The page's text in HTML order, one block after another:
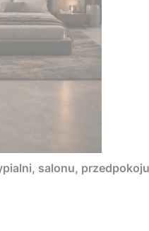
salonu, przedpokoju